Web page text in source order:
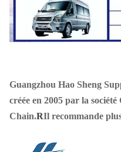
Guangzhou Hao Sheng
créée en 2005 par la
Chain.RIl recommande